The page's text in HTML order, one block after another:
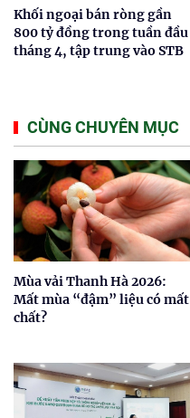
Khối ngoại bán ròng gần
800 tỷ đồng trong tuần đầu
tháng 4, tập trung vào STB
CÙNG CHUYÊN MỤC
Mùa vải Thanh Hà 2026:
Mất mùa “đậm” liệu có mất
chất?